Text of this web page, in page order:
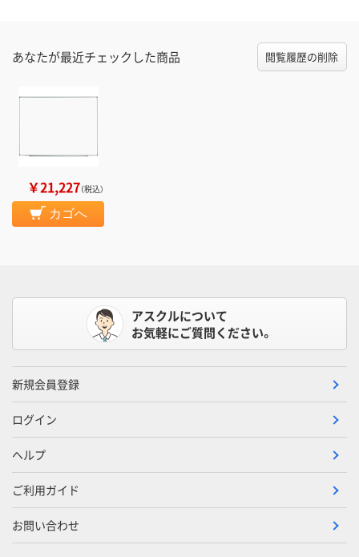
あなたが最近チェックした商品 閲覧履歴の削除
￥21,227（税込）
カゴへ
アスクルについて
お気軽にご質問ください。
新規会員登録
ログイン
ヘルプ
ご利用ガイド
お問い合わせ